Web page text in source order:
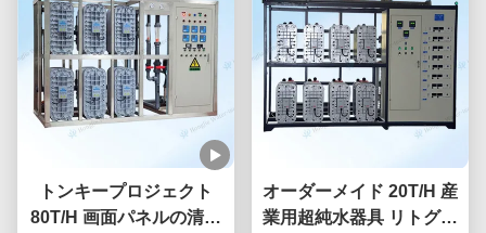
トンキープロジェクト
80T/H 画面パネルの清掃
オーダーメイド 20T/H 産
業用超純水器具 リトグラ